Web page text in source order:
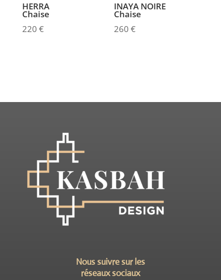
HERRA
Chaise
220 €
INAYA NOIRE
Chaise
260€
Nous suivre sur les
réseaux sociaux